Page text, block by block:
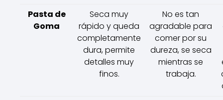
Pasta de
Goma
Seca muy
rápido y queda
completamente
dura, permite
detalles muy
finos.
No es tan
agradable para
comer por su
dureza, se seca
mientras se
trabaja.